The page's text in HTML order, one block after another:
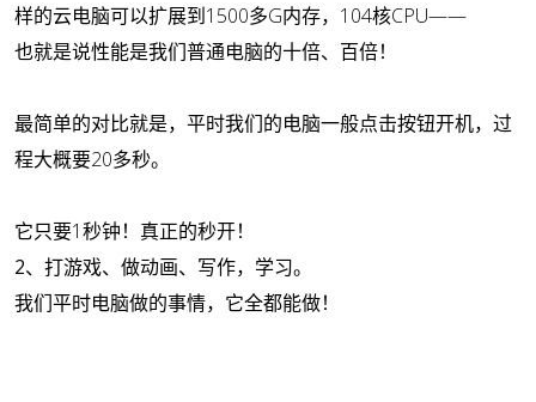
样的云电脑可以扩展到1500多G内存，104核CPU——
也就是说性能是我们普通电脑的十倍、百倍！
最简单的对比就是，平时我们的电脑一般点击按钮开机，过
程大概要20多秒。
它只要1秒钟！真正的秒开！
2、 打游戏、做动画、写作，学习。
我们平时电脑做的事情，它全都能做！